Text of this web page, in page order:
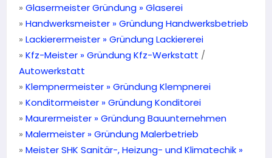
» Glasermeister Gründung » Glaserei
» Handwerksmeister » Gründung Handwerksbetrieb
» Lackierermeister » Gründung Lackiererei
» Kfz-Meister » Gründung Kfz-Werkstatt /
Autowerkstatt
» Klempnermeister » Gründung Klempnerei
» Konditormeister » Gründung Konditorei
» Maurermeister » Gründung Bauunternehmen
» Malermeister » Gründung Malerbetrieb
» Meister SHK Sanitär-, Heizung- und Klimatechik »